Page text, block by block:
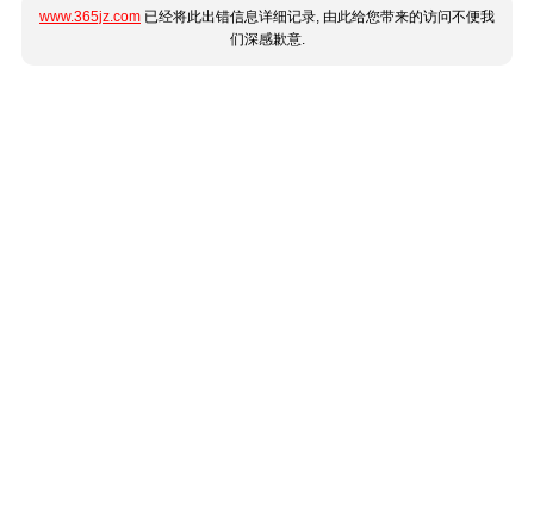
www.365jz.com 已经将此出错信息详细记录, 由此给您带来的访问不便我
们深感歉意.